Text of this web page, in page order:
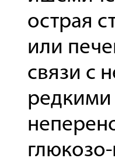
острая
или
связи с
редкими